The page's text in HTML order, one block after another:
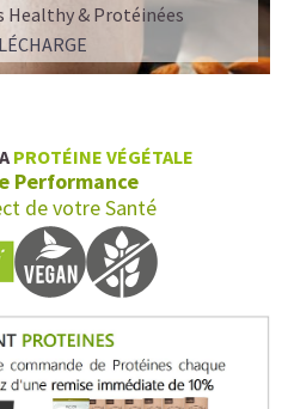
Healthy & Protéinées
PROTÉINE VÉGÉTALE
Performance
de votre Santé